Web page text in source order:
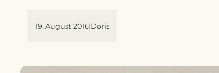
19. August 2016|Doris